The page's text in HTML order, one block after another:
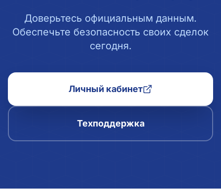
Доверьтесь официальным данным.
Обеспечьте безопасность своих сделок
сегодня.
Личный кабинет
Техподдержка